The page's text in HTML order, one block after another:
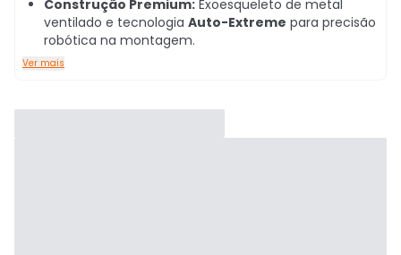
Construção Premium: Exoesqueleto de metal
ventilado e tecnologia Auto-Extreme para precisão
robótica na montagem.
Ver mais